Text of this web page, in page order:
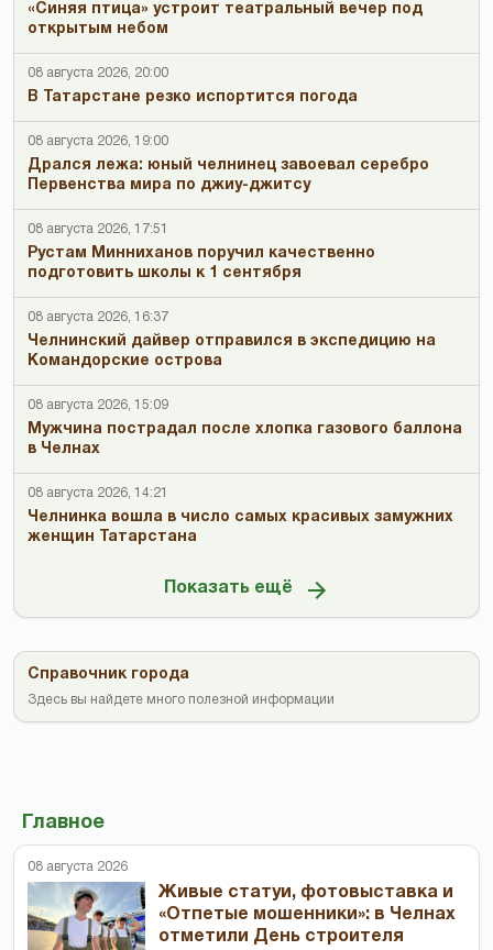
«Синяя птица» устроит театральный вечер под
открытым небом
08 августа 2026, 20:00
В Татарстане резко испортится погода
08 августа 2026, 19:00
Дрался лежа: юный челнинец завоевал серебро
Первенства мира по джиу-джитсу
08 августа 2026, 17:51
Рустам Минниханов поручил качественно
подготовить школы к 1 сентября
08 августа 2026, 16:37
Челнинский дайвер отправился в экспедицию на
Командорские острова
08 августа 2026, 15:09
Мужчина пострадал после хлопка газового баллона
в Челнах
08 августа 2026, 14:21
Челнинка вошла в число самых красивых замужних
женщин Татарстана
Показать ещё
Справочник города
Здесь вы найдете много полезной информации
Главное
08 августа 2026
Живые статуи, фотовыставка и
«Отпетые мошенники»: в Челнах
отметили День строителя